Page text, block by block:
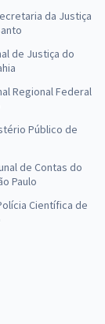
da Justiça
de Justiça do
Regional Federal
Público de
de Contas do
Paulo
Científica de